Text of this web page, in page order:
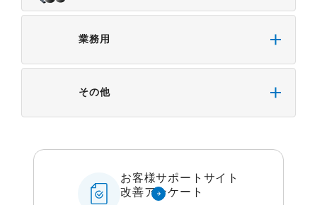
業務用
その他
お客様サポートサイト
改善アンケート